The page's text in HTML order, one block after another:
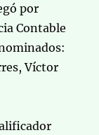
por
Contable
Víctor